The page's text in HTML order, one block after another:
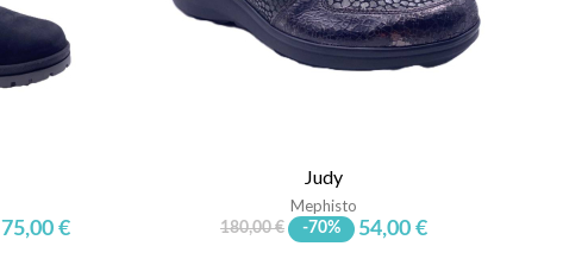
75,00 €
Judy
Mephisto
180,00 € -70% 54,00 €